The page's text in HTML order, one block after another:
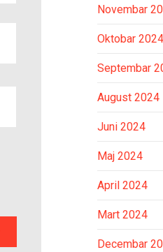
Novembar
Oktobar 2024
Septembar
August 2024
Juni 2024
Maj 2024
April 2024
Mart 2024
Decembar